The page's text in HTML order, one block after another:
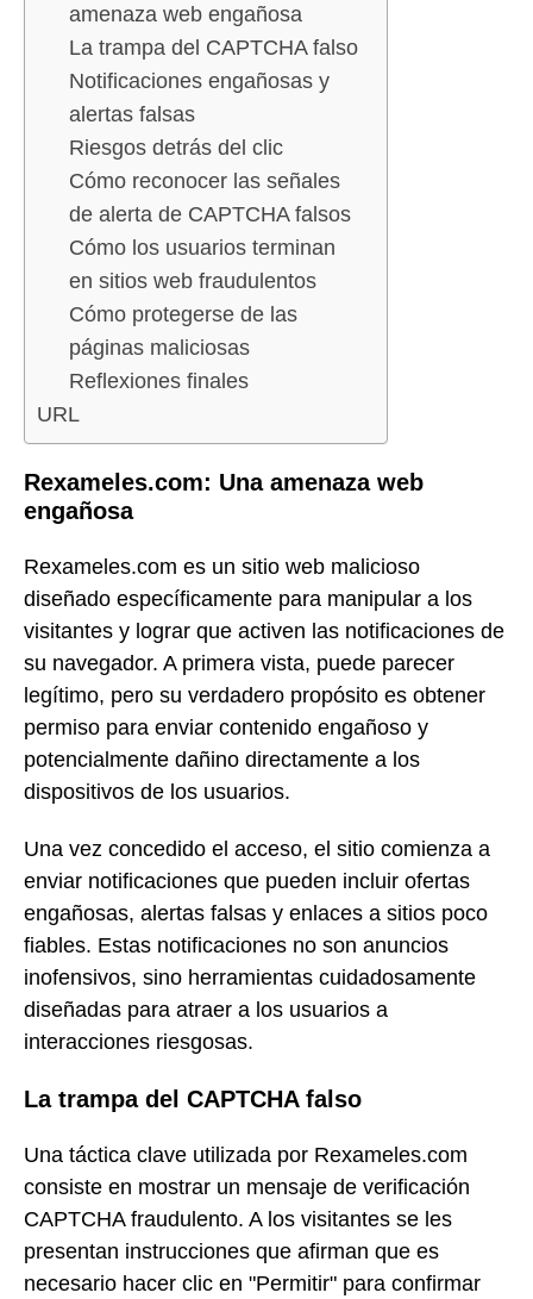
amenaza web engañosa
La trampa del CAPTCHA falso
Notificaciones engañosas y
alertas falsas
Riesgos detrás del clic
Cómo reconocer las señales
de alerta de CAPTCHA falsos
Cómo los usuarios terminan
en sitios web fraudulentos
Cómo protegerse de las
páginas maliciosas
Reflexiones finales
URL
Rexameles.com: Una amenaza web
engañosa
Rexameles.com es un sitio web malicioso
diseñado específicamente para manipular a los
visitantes y lograr que activen las notificaciones de
su navegador. A primera vista, puede parecer
legítimo, pero su verdadero propósito es obtener
permiso para enviar contenido engañoso y
potencialmente dañino directamente a los
dispositivos de los usuarios.
Una vez concedido el acceso, el sitio comienza a
enviar notificaciones que pueden incluir ofertas
engañosas, alertas falsas y enlaces a sitios poco
fiables. Estas notificaciones no son anuncios
inofensivos, sino herramientas cuidadosamente
diseñadas para atraer a los usuarios a
interacciones riesgosas.
La trampa del CAPTCHA falso
Una táctica clave utilizada por Rexameles.com
consiste en mostrar un mensaje de verificación
CAPTCHA fraudulento. A los visitantes se les
presentan instrucciones que afirman que es
necesario hacer clic en "Permitir" para confirmar